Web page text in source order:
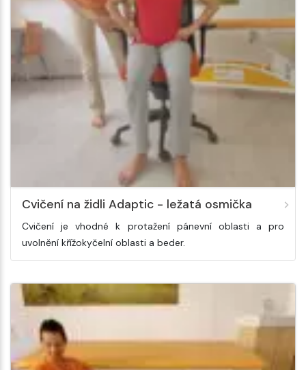
Cvičení na židli Adaptic - ležatá osmička
Cvičení je vhodné k protažení pánevní oblasti a pro
uvolnění křížokyčelní oblasti a beder.